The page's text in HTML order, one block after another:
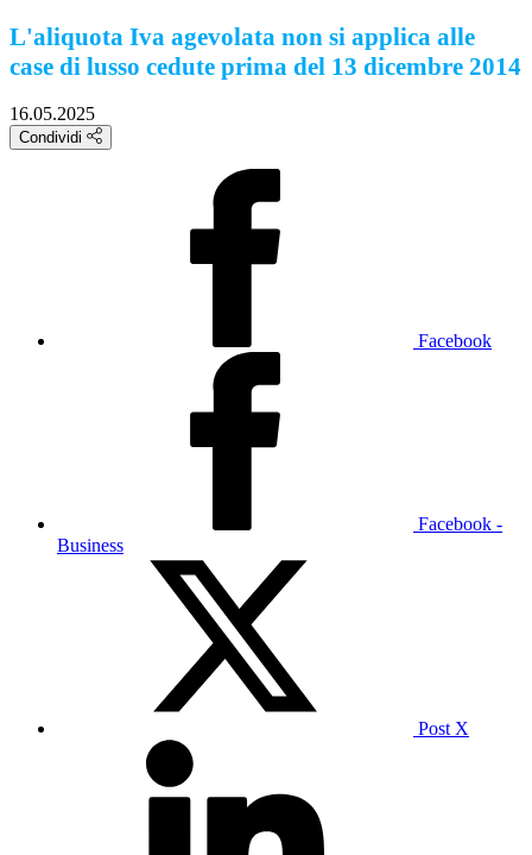
L'aliquota Iva agevolata non si applica alle
case di lusso cedute prima del 13 dicembre 2014
16.05.2025
Condividi
Facebook
Facebook -
Business
Post X